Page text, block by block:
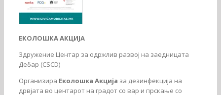
ЕКОЛОШКА АКЦИЈА
Здружение Центар за одржлив развој на заедницата
Дебар (CSCD)
Организира Еколошка Акција за дезинфекција на
дрвјата во центарот на градот со вар и прскање со